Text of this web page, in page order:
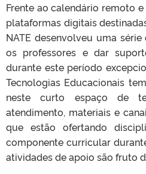
Frente ao calendário remoto
plataformas digitais
NATE desenvolveu uma
os professores e dar
durante este período
Tecnologias Educacionais
neste curto espaço de
atendimento, materiais e
que estão ofertando
componente curricular
atividades de apoio são fruto